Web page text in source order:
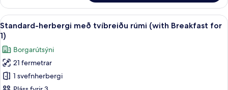
herbergi
(with
Breakfast
for
2)
Skoða
allar
myndir
fyrir
Standard-
herbergi
6
Standard-herbergi með tvíbreiðu rúmi (with Breakfast for
1)
Borgarútsýni
21 fermetrar
1 svefnherbergi